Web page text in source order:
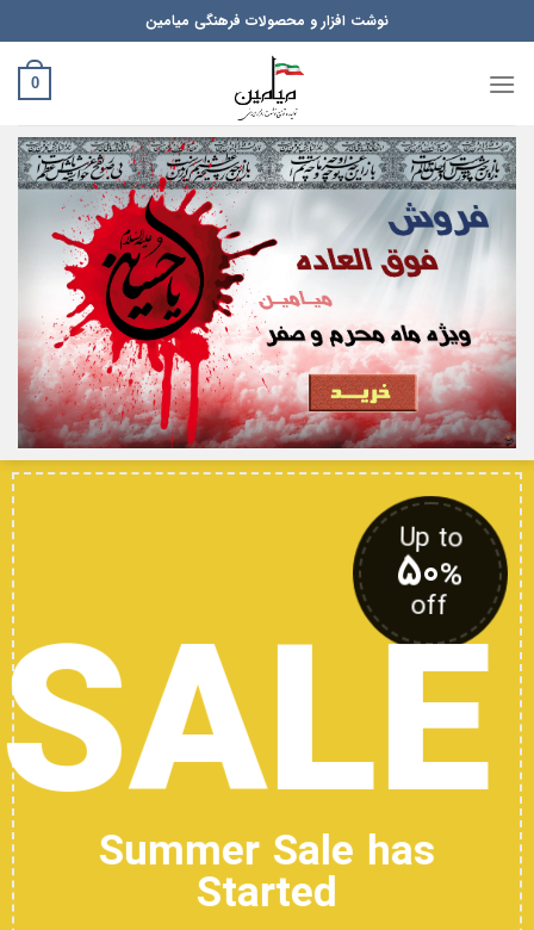
to
content
نوشت افزار و محصولات فرهنگی میامین
0
Up to
۵۰%
off
SALE
Summer Sale has
Started